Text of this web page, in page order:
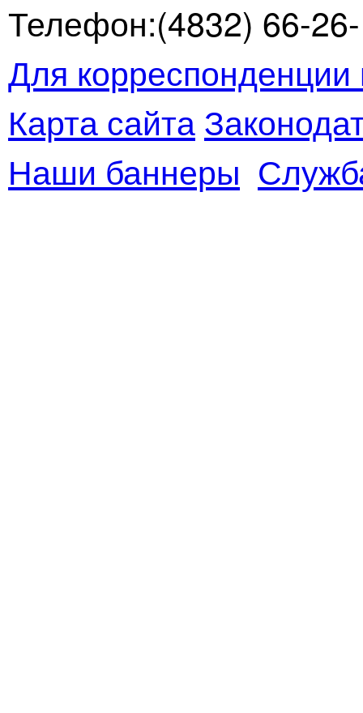
Телефон:(4832) 66-
Для
Карта сайта
Наши баннеры